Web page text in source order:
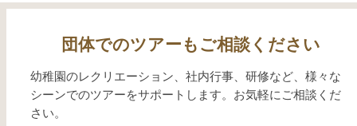
団体でのツアーもご相談ください
幼稚園のレクリエーション、社内行事、研修など、様々な
シーンでのツアーをサポートします。お気軽にご相談くだ
さい。